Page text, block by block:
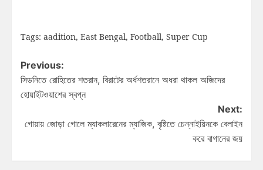
Tags: aadition, East Bengal, Football, Super Cup
Previous:
সিডনিতে রোহিতের শতরান, বিরাটের অর্ধশতরানে অধরা থাকল অজিদের
হোয়াইটওয়াশের স্বপ্ন
Next:
গোয়ায় জোড়া গোলে ম্যাকলারেনের ম্যাজিক, বৃষ্টিতে চেন্নাইয়িনকে বেলাইন
করে বাগানের জয়